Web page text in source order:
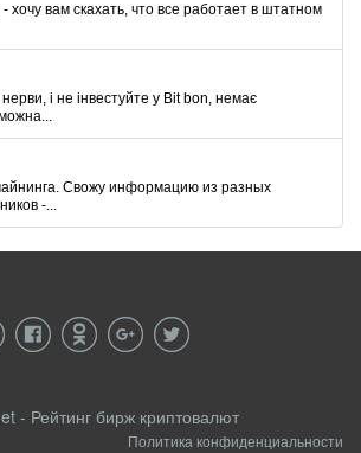
хочу вам скахать, что все работает в штатном
і не інвестуйте у Bit bon, немає
Свожу информацию из разных
-...
- Рейтинг бирж криптовалют
Политика конфиденциальности